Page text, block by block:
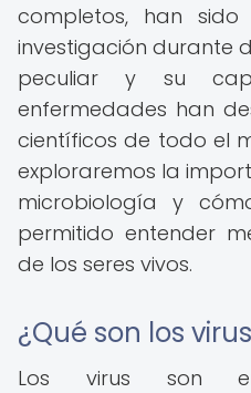
completos, han
investigación durante
peculiar y su
enfermedades han
científicos de todo el
exploraremos la
microbiología y
permitido entender
de los seres vivos.
¿Qué son los
Los virus son